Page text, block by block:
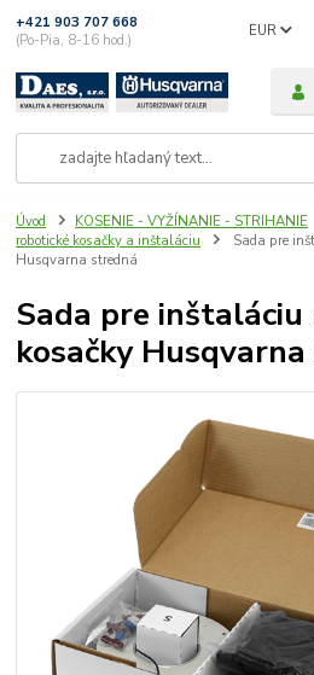
EUR
+421 903 707 668
(Po-Pia, 8-16 hod.)
Úvod KOSENIE - VYŽÍNANIE - STRIHANIE
robotické kosačky a inštaláciu
Sada pre
Husqvarna stredná
Sada pre
kosačky